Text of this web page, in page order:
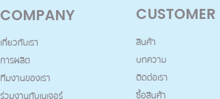
COMPANY
เกี่ยวกับเรา
การผลิต
ทีมงานของเรา
CUSTOMER
สินค้า
บทความ
ติดต่อเรา
ซื้อสินค้า